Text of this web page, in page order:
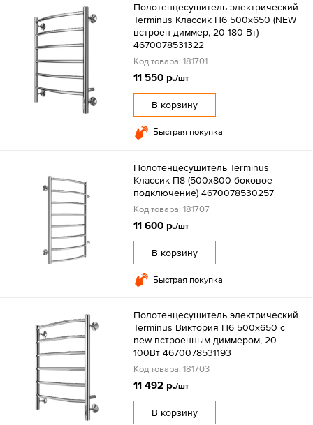
Полотенцесушитель электрический
Terminus Классик П6 500х650 (NEW
встроен диммер, 20-180 Вт)
4670078531322
Код товара: 181701
11 550 р./шт
В корзину
Быстрая покупка
Полотенцесушитель Terminus
Классик П8 (500х800 боковое
подключение) 4670078530257
Код товара: 181707
11 600 р./шт
В корзину
Быстрая покупка
Полотенцесушитель электрический
Terminus Виктория П6 500х650 с
new встроенным диммером, 20-
100Вт 4670078531193
Код товара: 181703
11 492 р./шт
В корзину